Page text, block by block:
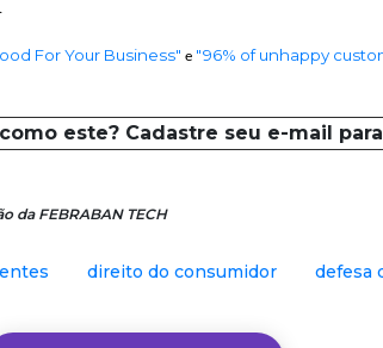
For Your Business" e "96% of unhappy
este? Cadastre seu e-mail
da FEBRABAN TECH
direito do consumidor defesa